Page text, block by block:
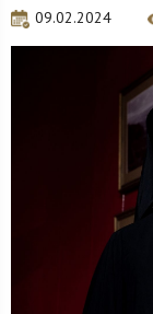
09.02.2024